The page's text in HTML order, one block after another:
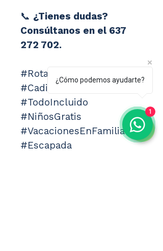
📞 ¿Tienes dudas?
Consúltanos en el 637
272 702.
#Rota #Playaballena
#Cadiz #CostaDeLaLuz
#TodoIncluido
#NiñosGratis
#VacacionesEnFamilia
#Escapada
¿Cómo podemos ayudarte?
1